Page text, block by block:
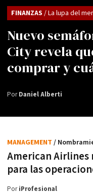
Nuevo
City revela
comprar y
FINANZAS / La lupa del
PorDaniel Alberti
American
para las
MANAGEMENT /
PoriProfesional